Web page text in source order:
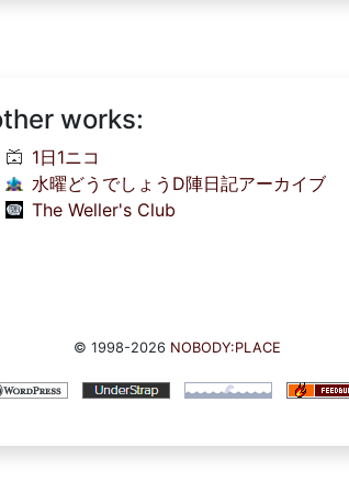
works:
1日1ニコ
水曜どうでしょうD陣日記アーカイブ
The Weller's Club
© 1998-2026 NOBODY:PLACE